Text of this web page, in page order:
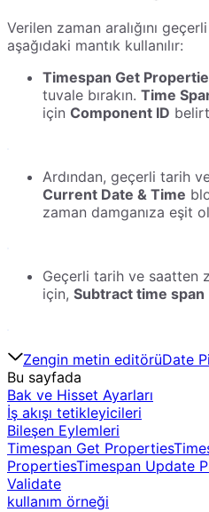
Verilen zaman aralığını
aşağıdaki mantık kullanılır:
Timespan Get
tuvale bırakın. Time
için Component ID
Ardından, geçerli tarih
Current Date & Time
zaman damganıza eşit
Geçerli tarih ve saatten
için, Subtract time span
Zengin metin editörüDate
Bu sayfada
Bak ve Hisset Ayarları
İş akışı tetikleyicileri
Bileşen Eylemleri
Timespan Get Properties
PropertiesTimespan Update
Validate
kullanım örneği